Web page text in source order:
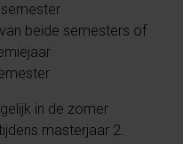
beide semesters of
in de zomer
masterjaar 2.